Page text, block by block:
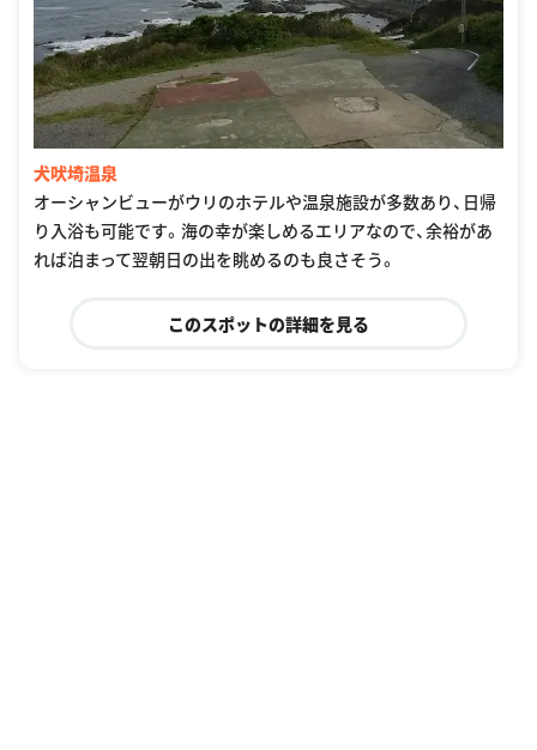
犬吠埼温泉
オーシャンビューがウリのホテルや温泉施設が多数あり、日帰
り入浴も可能です。海の幸が楽しめるエリアなので、余裕があ
れば泊まって翌朝日の出を眺めるのも良さそう。
このスポットの詳細を見る